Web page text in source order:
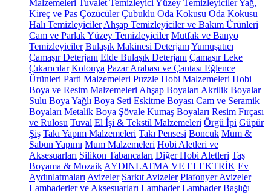
Malzemeleri Tuvalet Temizleyici Yüzey TemizleyicilerYağ,
Kireç ve Pas Çözücüler Çubuklu Oda Kokusu Oda Kokusu
Halı Temizleyiciler Ahşap Temizleyiciler ve Bakım Ürünleri
Cam ve Parlak Yüzey Temizleyiciler Mutfak ve Banyo
Temizleyiciler Bulaşık Makinesi Deterjanı Yumuşatıcı
Çamaşır Deterjanı Elde Bulaşık Deterjanı Çamaşır Leke
Çıkarıcılar Kolonya Pazar Arabası ve Çantası Eğlence
Ürünleri Parti Malzemeleri Puzzle Hobi Malzemeleri Hobi
Boya ve Resim Malzemeleri Ahşap Boyaları Akrilik Boyalar
Sulu Boya Yağlı Boya Seti Eskitme Boyası Cam ve Seramik
Boyaları Metalik Boya Şövale Kumaş Boyaları Resim Fırçası
ve Rulosu Tuval El İşi & Tekstil Malzemeleri Örgü İpi Güpür
Şiş Takı Yapım Malzemeleri Takı Pensesi Boncuk Mum &
Sabun Yapımı Mum Malzemeleri Hobi Aletleri ve
Aksesuarları Silikon Tabancaları Diğer Hobi Aletleri Taş
Boyama & Mozaik AYDINLATMA VE ELEKTRİK Ev
Aydınlatmaları Avizeler Sarkıt Avizeler Plafonyer Avizeler
Lambaderler ve Aksesuarları Lambader Lambader Başlığı